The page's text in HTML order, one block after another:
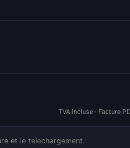
TVA incluse · Facture
et le telechargement.